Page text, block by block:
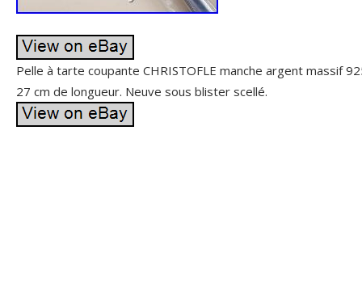
Pelle à tarte coupante CHRISTOFLE manche argent massif
27 cm de longueur. Neuve sous blister scellé.